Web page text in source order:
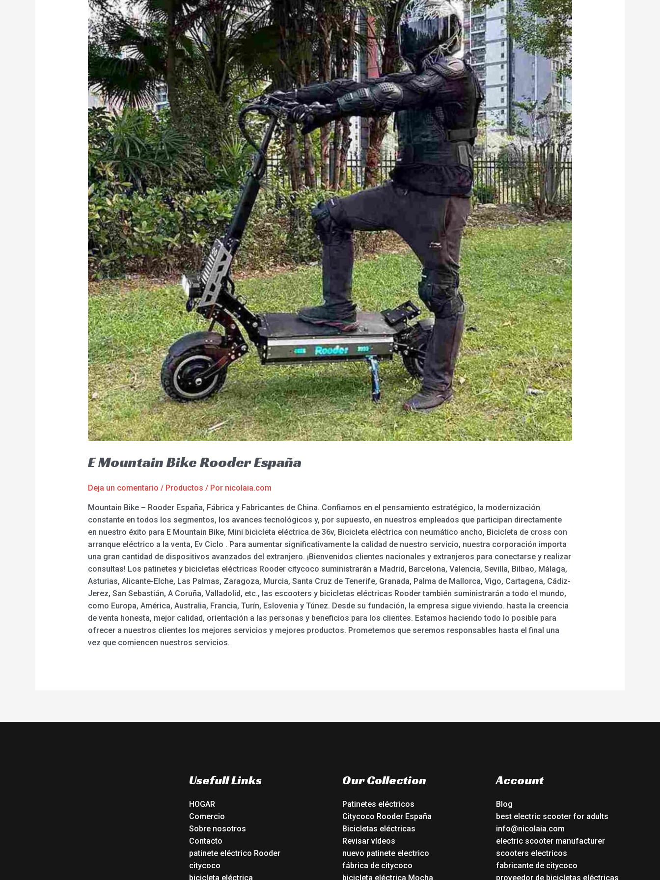
E Mountain Bike Rooder España
Deja un comentario / Productos / Por nicolaia.com
Mountain Bike – Rooder España, Fábrica y Fabricantes de China. Confiamos en el pensamiento estratégico, la modernización
constante en todos los segmentos, los avances tecnológicos y, por supuesto, en nuestros empleados que participan directamente
en nuestro éxito para E Mountain Bike, Mini bicicleta eléctrica de 36v, Bicicleta eléctrica con neumático ancho, Bicicleta de cross con
arranque eléctrico a la venta, Ev Ciclo . Para aumentar significativamente la calidad de nuestro servicio, nuestra corporación importa
una gran cantidad de dispositivos avanzados del extranjero. ¡Bienvenidos clientes nacionales y extranjeros para conectarse y realizar
consultas! Los patinetes y bicicletas eléctricas Rooder citycoco suministrarán a Madrid, Barcelona, Valencia, Sevilla, Bilbao, Málaga,
Asturias, Alicante-Elche, Las Palmas, Zaragoza, Murcia, Santa Cruz de Tenerife, Granada, Palma de Mallorca, Vigo, Cartagena, Cádiz-
Jerez, San Sebastián, A Coruña, Valladolid, etc., las escooters y bicicletas eléctricas Rooder también suministrarán a todo el mundo,
como Europa, América, Australia, Francia, Turín, Eslovenia y Túnez. Desde su fundación, la empresa sigue viviendo. hasta la creencia
de venta honesta, mejor calidad, orientación a las personas y beneficios para los clientes. Estamos haciendo todo lo posible para
ofrecer a nuestros clientes los mejores servicios y mejores productos. Prometemos que seremos responsables hasta el final una
vez que comiencen nuestros servicios.
Usefull Links
HOGAR
Comercio
Sobre nosotros
Contacto
patinete eléctrico Rooder
citycoco
bicicleta eléctrica
Our Collection
Patinetes eléctricos
Citycoco Rooder España
Bicicletas eléctricas
Revisar vídeos
nuevo patinete electrico
fábrica de citycoco
bicicleta eléctrica Mocha
Account
Blog
best electric scooter for adults
info@nicolaia.com
electric scooter manufacturer
scooters electricos
fabricante de citycoco
proveedor de bicicletas eléctricas